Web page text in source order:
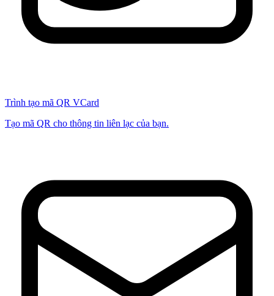
Trình tạo mã QR VCard
Tạo mã QR cho thông tin liên lạc của bạn.